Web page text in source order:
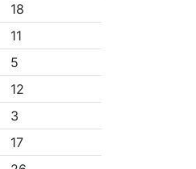
18
11
5
12
3
17